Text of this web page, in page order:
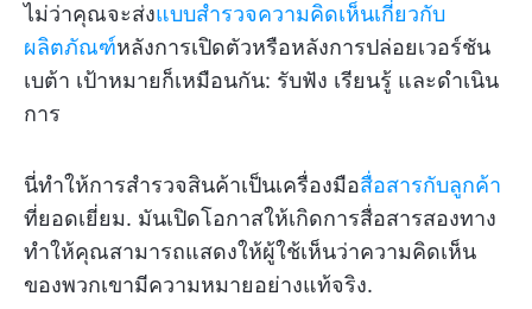
ไม่ว่าคุณจะส่งแบบสำรวจความคิดเห็นเกี่ยวกับ
ผลิตภัณฑ์หลังการเปิดตัวหรือหลังการปล่อยเวอร์ชัน
เบต้า เป้าหมายก็เหมือนกัน: รับฟัง เรียนรู้ และดำเนิน
การ
นี่ทำให้การสำรวจสินค้าเป็นเครื่องมือสื่อสารกับลูกค้า
ที่ยอดเยี่ยม. มันเปิดโอกาสให้เกิดการสื่อสารสองทาง
ทำให้คุณสามารถแสดงให้ผู้ใช้เห็นว่าความคิดเห็น
ของพวกเขามีความหมายอย่างแท้จริง.